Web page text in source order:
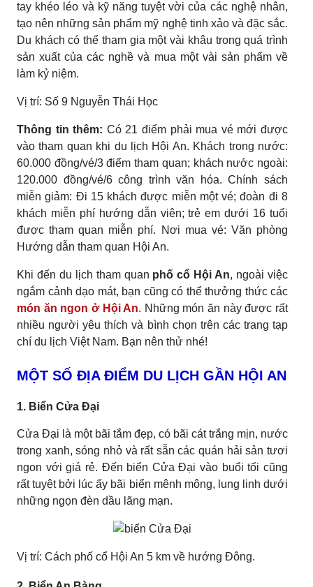
tay khéo léo và kỹ năng tuyệt vời của các nghệ nhân,
tạo nên những sản phẩm mỹ nghệ tinh xảo và đặc sắc.
Du khách có thể tham gia một vài khâu trong quá trình
sản xuất của các nghề và mua một vài sản phẩm về
làm kỷ niệm.
Vị trí: Số 9 Nguyễn Thái Học
Thông tin thêm: Có 21 điểm phải mua vé mới được
vào tham quan khi du lịch Hội An. Khách trong nước:
60.000 đồng/vé/3 điểm tham quan; khách nước ngoài:
120.000 đồng/vé/6 công trình văn hóa. Chính sách
miễn giảm: Đi 15 khách được miễn một vé; đoàn đi 8
khách miễn phí hướng dẫn viên; trẻ em dưới 16 tuổi
được tham quan miễn phí. Nơi mua vé: Văn phòng
Hướng dẫn tham quan Hội An.
Khi đến du lịch tham quan phố cổ Hội An, ngoài việc
ngắm cảnh dạo mát, bạn cũng có thể thưởng thức các
món ăn ngon ở Hội An. Những món ăn này được rất
nhiều người yêu thích và bình chọn trên các trang tạp
chí du lịch Việt Nam. Bạn nên thử nhé!
MỘT SỐ ĐỊA ĐIỂM DU LỊCH GẦN HỘI AN
1. Biển Cửa Đại
Cửa Đại là một bãi tắm đẹp, có bãi cát trắng mịn, nước
trong xanh, sóng nhỏ và rất sẵn các quán hải sản tươi
ngon với giá rẻ. Đến biển Cửa Đại vào buổi tối cũng
rất tuyệt bởi lúc ấy bãi biển mênh mông, lung linh dưới
những ngọn đèn dầu lãng mạn.
Vị trí: Cách phố cổ Hội An 5 km về hướng Đông.